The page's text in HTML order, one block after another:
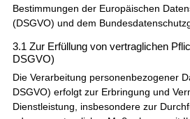
Bestimmungen der Europäischen
(DSGVO) und dem
3.1 Zur Erfüllung von vertraglichen
DSGVO)
Die Verarbeitung personenbezogener
DSGVO) erfolgt zur Erbringung und
Dienstleistung, insbesondere zur